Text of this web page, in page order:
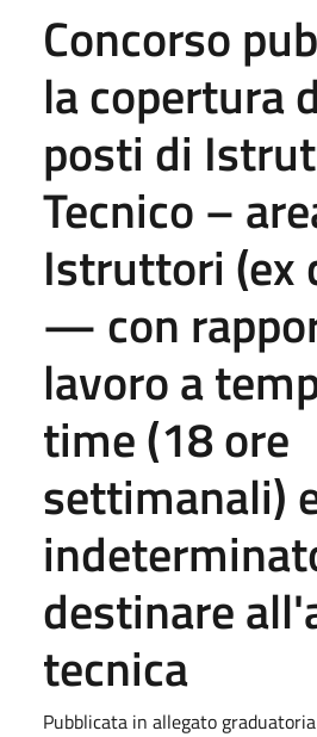
Concorso
la copertura
posti di
Tecnico –
Istruttori (ex
— con
lavoro a
time (18 ore
settimanali)
destinare
tecnica
Pubblicata in allegato